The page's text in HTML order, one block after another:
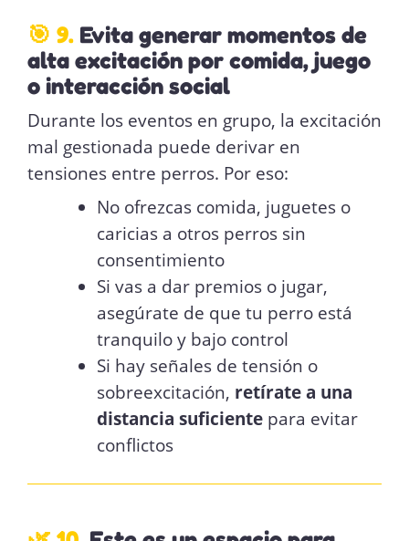
🎯 9. Evita generar momentos de
alta excitación por comida, juego
o interacción social
Durante los eventos en grupo, la excitación
mal gestionada puede derivar en
tensiones entre perros. Por eso:
No ofrezcas comida, juguetes o
caricias a otros perros sin
consentimiento
Si vas a dar premios o jugar,
asegúrate de que tu perro está
tranquilo y bajo control
Si hay señales de tensión o
sobreexcitación, retírate a una
distancia suficiente para evitar
conflictos